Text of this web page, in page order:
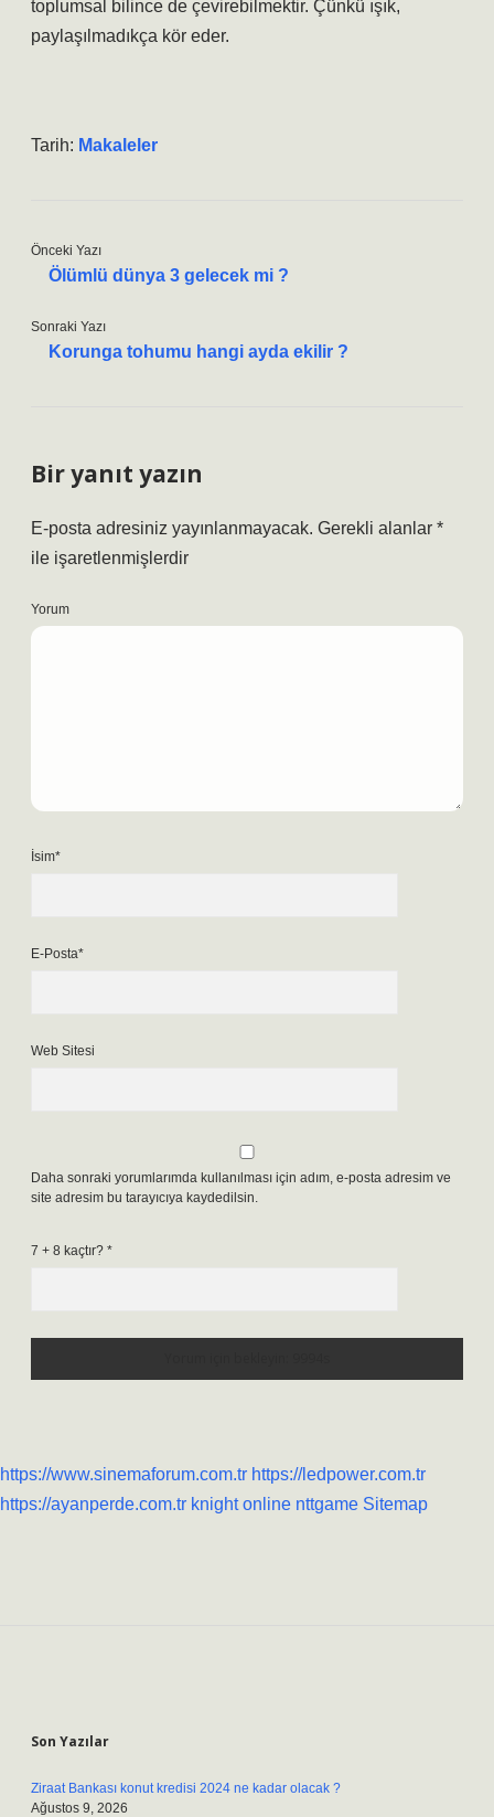
toplumsal bilince de çevirebilmektir. Çünkü ışık,
paylaşılmadıkça kör eder.
Tarih: Makaleler
Önceki Yazı
Ölümlü dünya 3 gelecek mi ?
Sonraki Yazı
Korunga tohumu hangi ayda ekilir ?
Bir yanıt yazın
E-posta adresiniz yayınlanmayacak. Gerekli alanlar *
ile işaretlenmişlerdir
Yorum
İsim*
E-Posta*
Web Sitesi
Daha sonraki yorumlarımda kullanılması için adım, e-posta adresim ve
site adresim bu tarayıcıya kaydedilsin.
7 + 8 kaçtır? *
https://www.sinemaforum.com.tr https://ledpower.com.tr
https://ayanperde.com.tr knight online nttgame Sitemap
Son Yazılar
Ziraat Bankası konut kredisi 2024 ne kadar olacak ?
Ağustos 9, 2026